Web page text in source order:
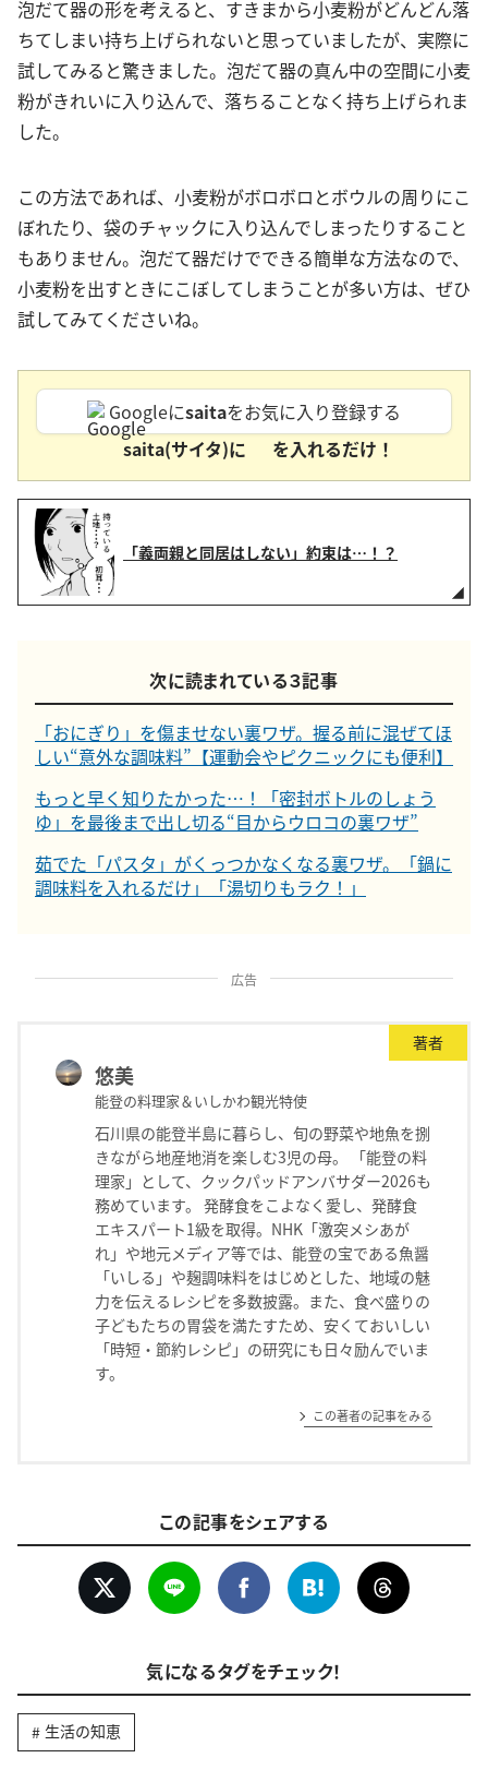
泡だて器の形を考えると、すきまから小麦粉がどんどん落
ちてしまい持ち上げられないと思っていましたが、実際に
試してみると驚きました。泡だて器の真ん中の空間に小麦
粉がきれいに入り込んで、落ちることなく持ち上げられま
した。
この方法であれば、小麦粉がボロボロとボウルの周りにこ
ぼれたり、袋のチャックに入り込んでしまったりすること
もありません。泡だて器だけでできる簡単な方法なので、
小麦粉を出すときにこぼしてしまうことが多い方は、ぜひ
試してみてくださいね。
Googleにsaitaをお気に入り登録する
saita(サイタ)に
を入れるだけ！
「義両親と同居はしない」約束は…！？
次に読まれている３記事
「おにぎり」を傷ませない裏ワザ。握る前に混ぜてほ
しい“意外な調味料”【運動会やピクニックにも便利】
もっと早く知りたかった…！「密封ボトルのしょう
ゆ」を最後まで出し切る“目からウロコの裏ワザ”
茹でた「パスタ」がくっつかなくなる裏ワザ。「鍋に
調味料を入れるだけ」「湯切りもラク！」
広告
著者
悠美
能登の料理家＆いしかわ観光特使
石川県の能登半島に暮らし、旬の野菜や地魚を捌
きながら地産地消を楽しむ3児の母。 「能登の料
理家」として、クックパッドアンバサダー2026も
務めています。 発酵食をこよなく愛し、発酵食
エキスパート1級を取得。NHK「激突メシあが
れ」や地元メディア等では、能登の宝である魚醤
「いしる」や麹調味料をはじめとした、地域の魅
力を伝えるレシピを多数披露。また、食べ盛りの
子どもたちの胃袋を満たすため、安くておいしい
「時短・節約レシピ」の研究にも日々励んでいま
す。
この著者の記事をみる
この記事をシェアする
気になるタグをチェック！
生活の知恵